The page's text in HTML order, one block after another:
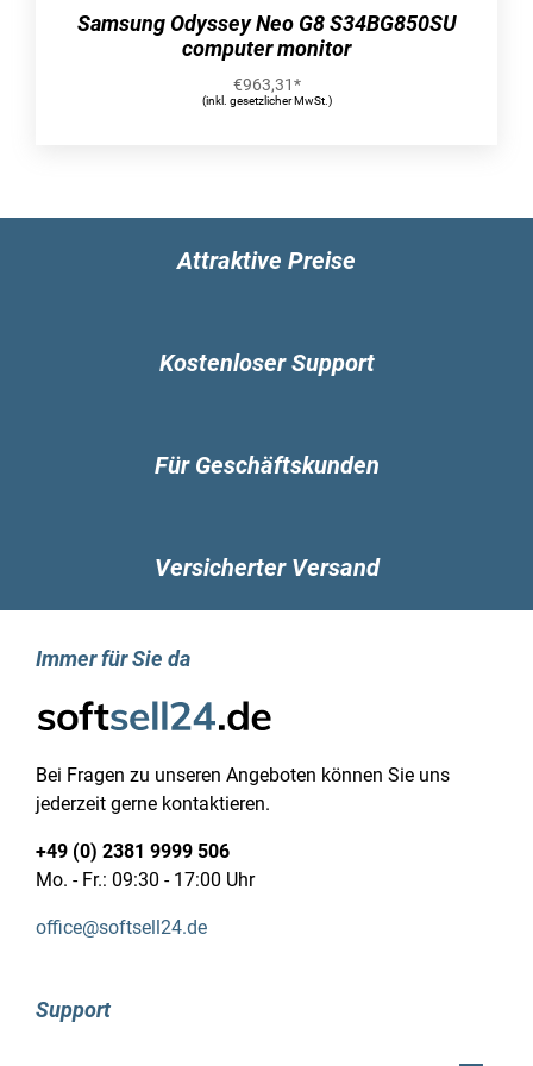
Verpackungsbreite: 595 mm
Verpackungstiefe: 124 mm
Verpackungshöhe: 391 mm
Paketgewicht: 5,94 kg
Gewicht: 3,78 kg
Breite: 538,9 mm
Samsung Odyssey Neo G8 S34BG850SU
computer monitor
€963,31*
(inkl. gesetzlicher MwSt.)
Attraktive Preise
Kostenloser Support
Für Geschäftskunden
Versicherter Versand
Immer für Sie da
Bei Fragen zu unseren Angeboten können Sie uns
jederzeit gerne kontaktieren.
+49 (0) 2381 9999 506
Mo. - Fr.: 09:30 - 17:00 Uhr
office@softsell24.de
Support